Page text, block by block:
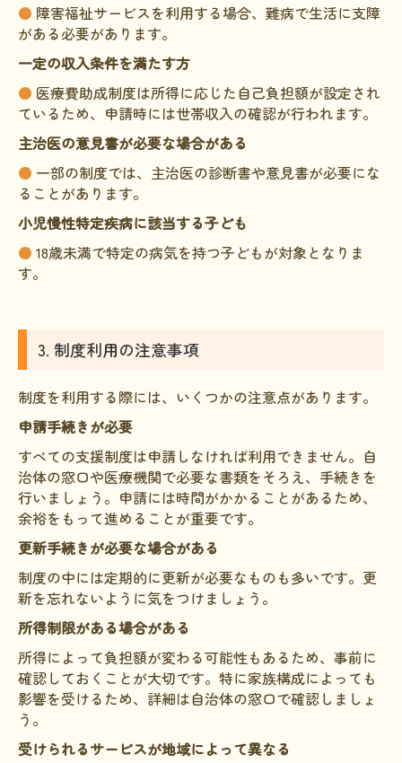
● 障害福祉サービスを利用する場合、難病で生活に支障
がある必要があります。
一定の収入条件を満たす方
● 医療費助成制度は所得に応じた自己負担額が設定され
ているため、申請時には世帯収入の確認が行われます。
主治医の意見書が必要な場合がある
● 一部の制度では、主治医の診断書や意見書が必要にな
ることがあります。
小児慢性特定疾病に該当する子ども
● 18歳未満で特定の病気を持つ子どもが対象となりま
す。
3. 制度利用の注意事項
制度を利用する際には、いくつかの注意点があります。
申請手続きが必要
すべての支援制度は申請しなければ利用できません。自
治体の窓口や医療機関で必要な書類をそろえ、手続きを
行いましょう。申請には時間がかかることがあるため、
余裕をもって進めることが重要です。
更新手続きが必要な場合がある
制度の中には定期的に更新が必要なものも多いです。更
新を忘れないように気をつけましょう。
所得制限がある場合がある
所得によって負担額が変わる可能性もあるため、事前に
確認しておくことが大切です。特に家族構成によっても
影響を受けるため、詳細は自治体の窓口で確認しましょ
う。
受けられるサービスが地域によって異なる